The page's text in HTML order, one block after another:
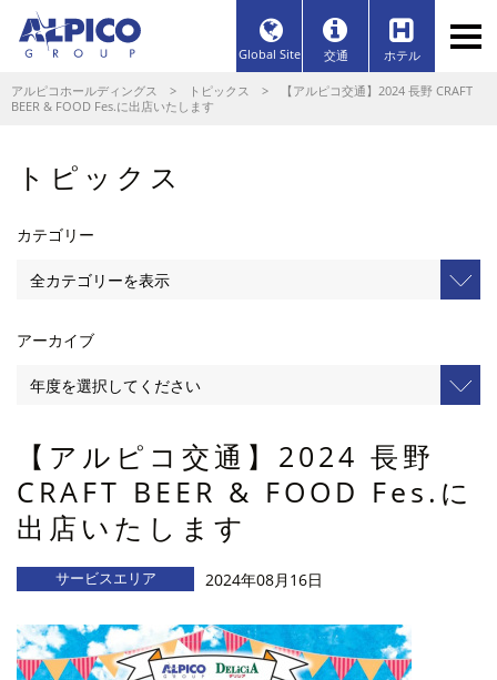
Global Site 交通 ホテル
アルピコホールディングス > トピックス > 【アルピコ交通】2024 長野 CRAFT
BEER & FOOD Fes.に出店いたします
トピックス
カテゴリー
アーカイブ
【アルピコ交通】2024 長野
CRAFT BEER & FOOD Fes.に
出店いたします
サービスエリア 2024年08月16日